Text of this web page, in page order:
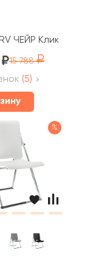
ЧЕЙР Клик / Click
15 788
(5)
%